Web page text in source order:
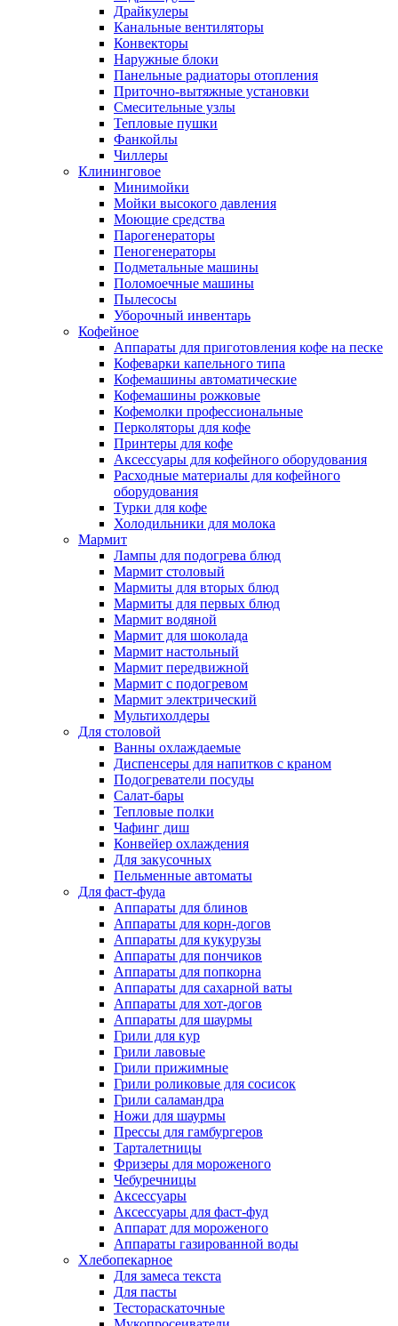
Драйкулеры
Канальные вентиляторы
Конвекторы
Наружные блоки
Панельные радиаторы отопления
Приточно-вытяжные установки
Смесительные узлы
Тепловые пушки
Фанкойлы
Чиллеры
Клининговое
Минимойки
Мойки высокого давления
Моющие средства
Парогенераторы
Пеногенераторы
Подметальные машины
Поломоечные машины
Пылесосы
Уборочный инвентарь
Кофейное
Аппараты для приготовления кофе на песке
Кофеварки капельного типа
Кофемашины автоматические
Кофемашины рожковые
Кофемолки профессиональные
Перколяторы для кофе
Принтеры для кофе
Аксессуары для кофейного оборудования
Расходные материалы для кофейного
оборудования
Турки для кофе
Холодильники для молока
Мармит
Лампы для подогрева блюд
Мармит столовый
Мармиты для вторых блюд
Мармиты для первых блюд
Мармит водяной
Мармит для шоколада
Мармит настольный
Мармит передвижной
Мармит с подогревом
Мармит электрический
Мультихолдеры
Для столовой
Ванны охлаждаемые
Диспенсеры для напитков с краном
Подогреватели посуды
Салат-бары
Тепловые полки
Чафинг диш
Конвейер охлаждения
Для закусочных
Пельменные автоматы
Для фаст-фуда
Аппараты для блинов
Аппараты для корн-догов
Аппараты для кукурузы
Аппараты для пончиков
Аппараты для попкорна
Аппараты для сахарной ваты
Аппараты для хот-догов
Аппараты для шаурмы
Грили для кур
Грили лавовые
Грили прижимные
Грили роликовые для сосисок
Грили саламандра
Ножи для шаурмы
Прессы для гамбургеров
Тарталетницы
Фризеры для мороженого
Чебуречницы
Аксессуары
Аксессуары для фаст-фуд
Аппарат для мороженого
Аппараты газированной воды
Хлебопекарное
Для замеса текста
Для пасты
Тестораскаточные